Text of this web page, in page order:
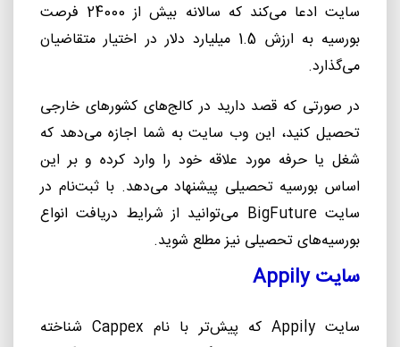
سایت ادعا می
کند که سالانه بیش از 24000 فرصت
بورسیه به ارزش 1.5 میلیارد دلار در اختیار متقاضیان
میگذارد.
در صورتی که قصد دارید در کالجهای کشورهای خارجی
تحصیل کنید، این وب سایت به شما اجازه میدهد که
شغل یا حرفه مورد علاقه خود را وارد کرده و بر این
اساس بورسیه تحصیلی پیشنهاد میدهد. با ثبتنام در
سایتBigFuture میتوانید از شرایط دریافت انواع
بورسیههای تحصیلی نیز مطلع شوید.
سایتAppily
سایتAppily که پیشتر با نام Cappexشناخته